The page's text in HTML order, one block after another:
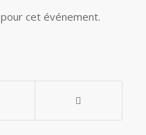
cet événement.